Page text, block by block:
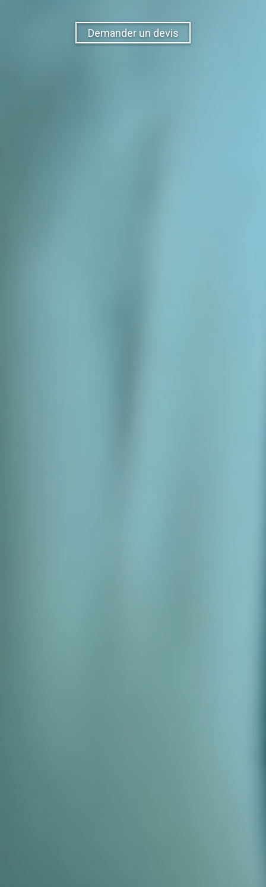
Demander un devis